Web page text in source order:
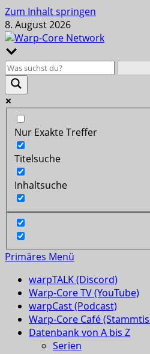
Zum Inhalt springen
8. August 2026
Nur Exakte Treffer
Titelsuche
Inhaltsuche
Primäres Menü
warpTALK (Discord)
Warp-Core TV (YouTube)
warpCast (Podcast)
Warp-Core Café
Datenbank von A bis Z
Serien